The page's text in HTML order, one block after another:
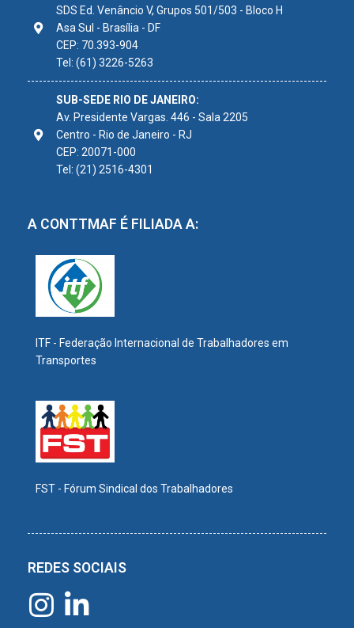
SDS Ed. Venâncio V, Grupos 501/503 - Bloco H
Asa Sul - Brasília - DF
CEP: 70.393-904
Tel: (61) 3226-5263
SUB-SEDE RIO DE JANEIRO:
Av. Presidente Vargas. 446 - Sala 2205
Centro - Rio de Janeiro - RJ
CEP: 20071-000
Tel: (21) 2516-4301
A CONTTMAF É FILIADA A:
ITF - Federação Internacional de Trabalhadores em
Transportes
FST - Fórum Sindical dos Trabalhadores
REDES SOCIAIS